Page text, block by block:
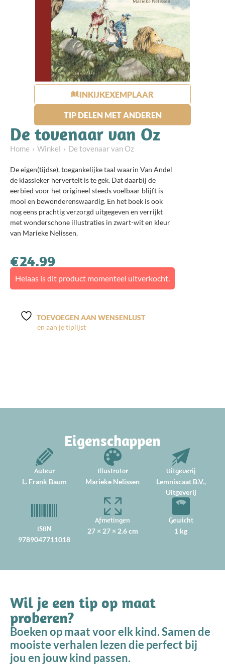
INKIJKEXEMPLAAR
TIP DELEN MET ANDEREN
De tovenaar van Oz
Home Winkel De tovenaar van Oz
De eigen(tijdse), toegankelijke taal waarin Van Andel
de klassieker hervertelt is te gek. Dat daarbij de
eerbied voor het origineel steeds voelbaar blijft is
mooi en bewonderenswaardig. En het boek is ook
nog eens prachtig verzorgd uitgegeven en verrijkt
met wonderschone illustraties in zwart-wit en kleur
van Marieke Nelissen.
€24.99
Helaas is dit product momenteel uitverkocht.
TOEVOEGEN AAN WENSENLIJST
Eigenschappen
Auteur
L. Frank Baum
Illustrator
Marieke Nelissen
Uitgeverij
Lemniscaat B.V.,
Uitgeverij
ISBN
9789047711018
Afmetingen
27 × 27 × 2.6 cm
Gewicht
1 kg
Wil je een tip op maat
proberen?
Boeken op maat voor elk kind. Samen de
mooiste verhalen lezen die perfect bij
jou en jouw kind passen.